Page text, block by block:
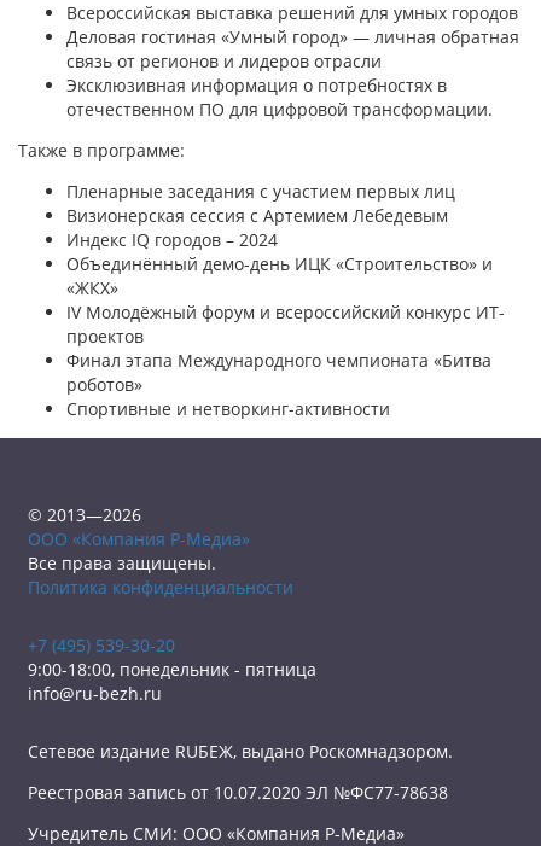
Всероссийская выставка решений для умных городов
Деловая гостиная «Умный город» — личная обратная
связь от регионов и лидеров отрасли
Эксклюзивная информация о потребностях в
отечественном ПО для цифровой трансформации.
Также в программе:
Пленарные заседания с участием первых лиц
Визионерская сессия с Артемием Лебедевым
Индекс IQ городов – 2024
Объединённый демо-день ИЦК «Строительство» и
«ЖКХ»
IV Молодёжный форум и всероссийский конкурс ИТ-
проектов
Финал этапа Международного чемпионата «Битва
роботов»
Спортивные и нетворкинг-активности
© 2013—2026
ООО «Компания Р-Медиа»
Все права защищены.
Политика конфиденциальности
+7 (495) 539-30-20
9:00-18:00, понедельник - пятница
info@ru-bezh.ru
Сетевое издание RUБЕЖ, выдано Роскомнадзором.
Реестровая запись от 10.07.2020 ЭЛ №ФС77-78638
Учредитель СМИ: ООО «Компания Р-Медиа»